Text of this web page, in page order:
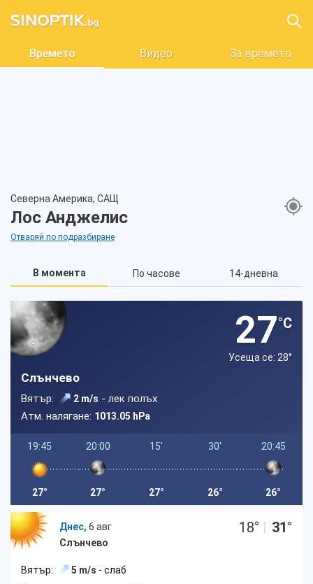
Времето Видео За времето
Северна Америка, САЩ
Лос Анджелис
Отваряй по подразбиране
В момента По часове 14-дневна
27°C
Усеща се: 28°
Слънчево
Вятър: 2 m/s - лек полъх
Атм. налягане: 1013.05 hPa
19:45
27°
20:00
27°
15'
27°
30'
26°
20:45
26°
Днес, 6 авг
Слънчево
18° | 31°
Вятър: 5 m/s - слаб